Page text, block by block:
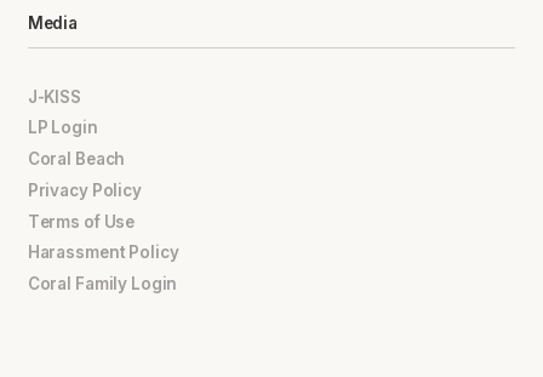
Media
J-KISS
LP Login
Coral Beach
Privacy Policy
Terms of Use
Harassment Policy
Coral Family Login